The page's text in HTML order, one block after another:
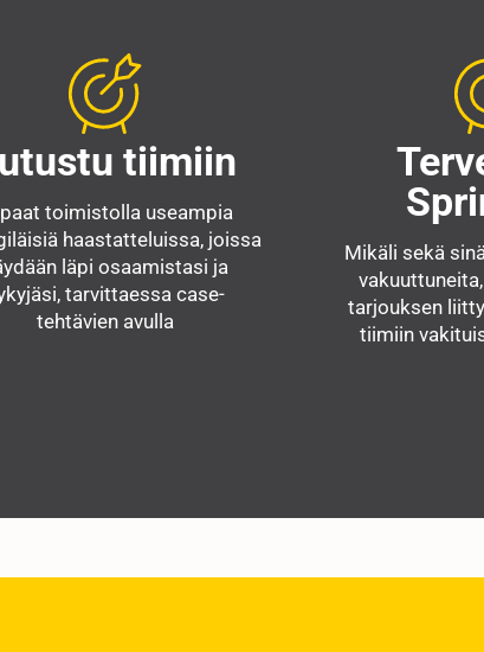
tiimiin
toimistolla useampia
haastatteluissa, joissa
läpi osaamistasi ja
tarvittaessa case-
tehtävien avulla
Mikäli sekä
tarjouksen
tiimiin